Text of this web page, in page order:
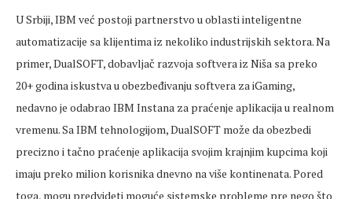
U Srbiji, IBM već postoji partnerstvo u oblasti inteligentne
automatizacije sa klijentima iz nekoliko industrijskih sektora. Na
primer, DualSOFT, dobavljač razvoja softvera iz Niša sa preko
20+ godina iskustva u obezbeđivanju softvera za iGaming,
nedavno je odabrao IBM Instana za praćenje aplikacija u realnom
vremenu. Sa IBM tehnologijom, DualSOFT može da obezbedi
precizno i tačno praćenje aplikacija svojim krajnjim kupcima koji
imaju preko milion korisnika dnevno na više kontinenata. Pored
toga, mogu predvideti moguće sistemske probleme pre nego što